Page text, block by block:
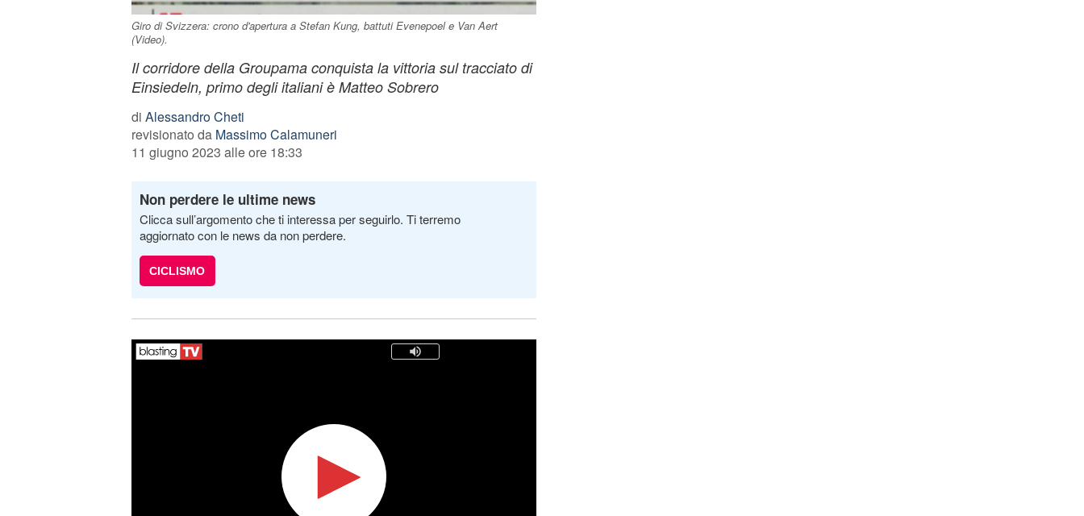
Giro di Svizzera: crono d'apertura a Stefan Kung, battuti Evenepoel e Van Aert
(Video).
Il corridore della Groupama conquista la vittoria sul tracciato di
Einsiedeln, primo degli italiani è Matteo Sobrero
di Alessandro Cheti
revisionato da Massimo Calamuneri
11 giugno 2023 alle ore 18:33
Non perdere le ultime news
Clicca sull’argomento che ti interessa per seguirlo. Ti terremo
aggiornato con le news da non perdere.
CICLISMO